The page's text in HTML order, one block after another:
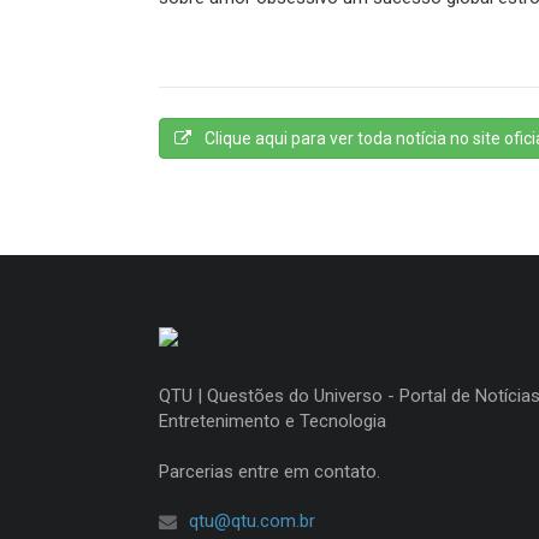
Clique aqui para ver toda notícia no site
QTU | Questões do Universo - Portal de
Entretenimento e Tecnologia
Parcerias entre em contato.
qtu@qtu.com.br